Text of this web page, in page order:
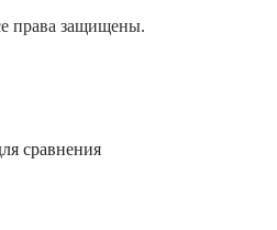
права защищены.
сравнения